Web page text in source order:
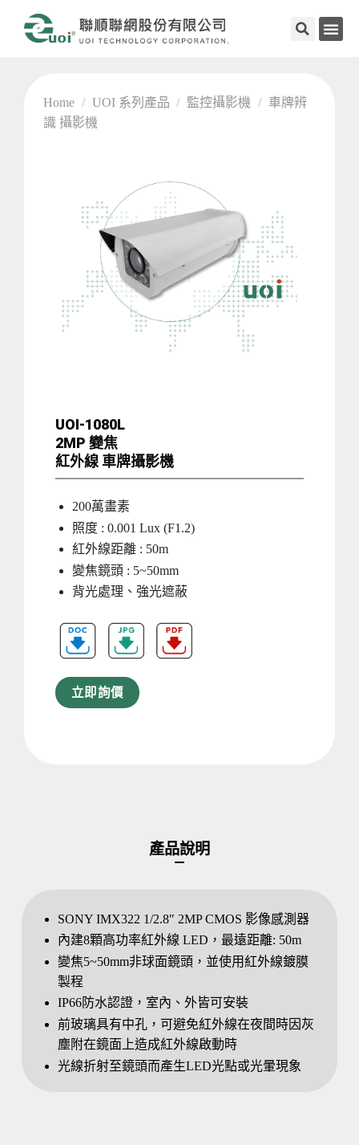
Home / UOI 系列產品 / 監控攝影機 / 車牌辨
識 攝影機
UOI-1080L
2MP 變焦
紅外線 車牌攝影機
200萬畫素
照度 : 0.001 Lux (F1.2)
紅外線距離 : 50m
變焦鏡頭 : 5~50mm
背光處理、強光遮蔽
立即詢價
產品說明
SONY IMX322 1/2.8″ 2MP CMOS 影像感測器
內建8顆高功率紅外線 LED，最遠距離: 50m
變焦5~50mm非球面鏡頭，並使用紅外線鍍膜
製程
IP66防水認證，室內、外皆可安裝
前玻璃具有中孔，可避免紅外線在夜間時因灰
塵附在鏡面上造成紅外線啟動時
光線折射至鏡頭而產生LED光點或光暈現象